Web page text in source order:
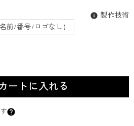
前/番号/ロゴなし）
製作技術
ートに入れる